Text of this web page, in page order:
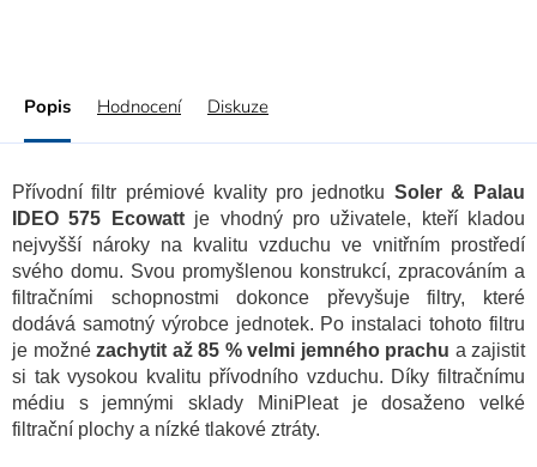
Popis Hodnocení Diskuze
Přívodní filtr prémiové kvality pro jednotku Soler & Palau
IDEO 575 Ecowattje vhodný pro uživatele, kteří kladou
nejvyšší nároky na kvalitu vzduchu ve vnitřním prostředí
svého domu. Svou promyšlenou konstrukcí, zpracováním a
filtračními schopnostmi dokonce převyšuje filtry, které
dodává samotný výrobce jednotek. Po instalaci tohoto filtru
je možné zachytit až 85 % velmi jemného prachu a zajistit
si tak vysokou kvalitu přívodního vzduchu. Díky filtračnímu
médiu s jemnými sklady MiniPleat je dosaženo velké
filtrační plochy a nízké tlakové ztráty.